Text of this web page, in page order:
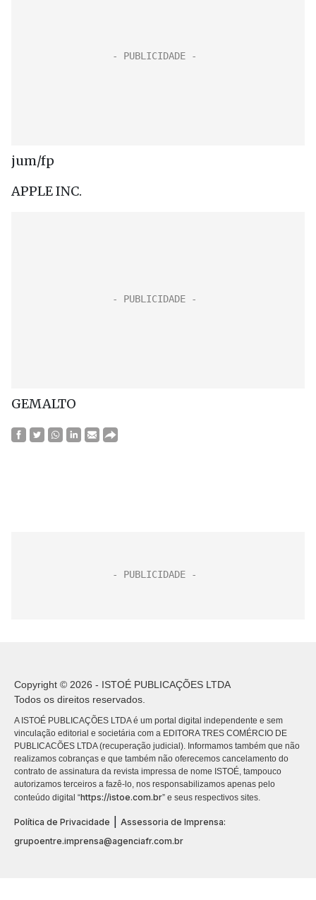
jum/fp
APPLE INC.
GEMALTO
Copyright © 2026 - ISTOÉ PUBLICAÇÕES LTDA
Todos os direitos reservados.
A ISTOÉ PUBLICAÇÕES LTDA é um portal digital independente e sem
vinculação editorial e societária com a EDITORA TRES COMÉRCIO DE
PUBLICACÕES LTDA (recuperação judicial). Informamos também que não
realizamos cobranças e que também não oferecemos cancelamento do
contrato de assinatura da revista impressa de nome ISTOÉ, tampouco
autorizamos terceiros a fazê-lo, nos responsabilizamos apenas pelo
conteúdo digital “https://istoe.com.br” e seus respectivos sites.
Política de Privacidade
Assessoria de Imprensa:
grupoentre.imprensa@agenciafr.com.br